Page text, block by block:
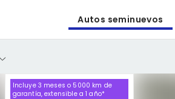
Autos seminuevos
Incluye 3 meses o 5000 km de
garantía, extensible a 1 año*